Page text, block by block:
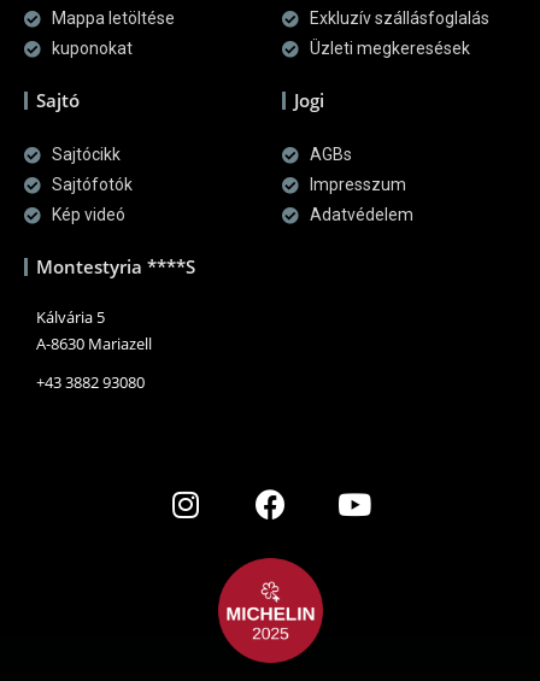
Mappa letöltése
kuponokat
Exkluzív szállásfoglalás
Üzleti megkeresések
Sajtó
Sajtócikk
Sajtófotók
Kép videó
Jogi
AGBs
Impresszum
Adatvédelem
Montestyria ****S
Kálvária 5
A-8630 Mariazell
+43 3882 93080